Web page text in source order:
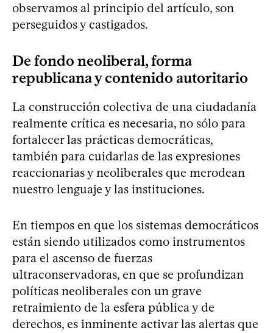
observamos al principio del artículo, son
perseguidos y castigados.
De fondo neoliberal, forma
republicana y contenido autoritario
La construcción colectiva de una ciudadanía
realmente crítica es necesaria, no sólo para
fortalecer las prácticas democráticas,
también para cuidarlas de las expresiones
reaccionarias y neoliberales que merodean
nuestro lenguaje y las instituciones.
En tiempos en que los sistemas democráticos
están siendo utilizados como instrumentos
para el ascenso de fuerzas
ultraconservadoras, en que se profundizan
políticas neoliberales con un grave
retraimiento de la esfera pública y de
derechos, es inminente activar las alertas que